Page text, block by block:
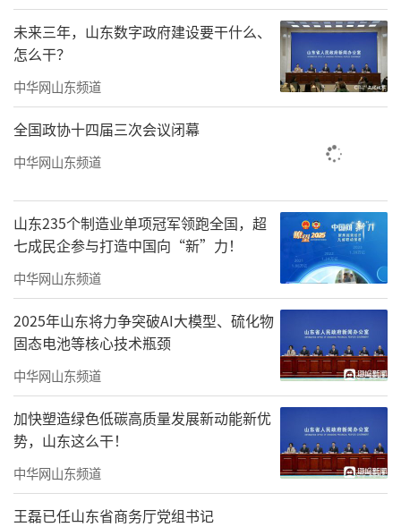
3月6日，德州市“实干开新局巾帼建新功”纪念“三八”国际妇女
节116周年巾帼风采展示活动现场进行事迹宣讲。
3月6日，德州市“实干开新局巾帼建新功”纪念“三八”国际妇女
节116周年巾帼风采展示活动现场进行技能展示。
未来三年，山东数字政府建设要干什么、
怎么干？
中华网山东频道
全国政协十四届三次会议闭幕
中华网山东频道
山东235个制造业单项冠军领跑全国，超
七成民企参与打造中国向“新”力！
中华网山东频道
2025年山东将力争突破AI大模型、硫化物
固态电池等核心技术瓶颈
中华网山东频道
加快塑造绿色低碳高质量发展新动能新优
势，山东这么干！
中华网山东频道
王磊已任山东省商务厅党组书记